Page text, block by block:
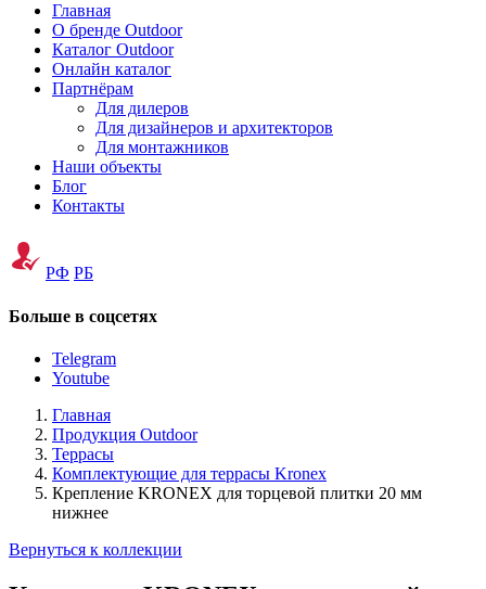
Главная
О бренде Outdoor
Каталог Outdoor
Онлайн каталог
Партнёрам
Для дилеров
Для дизайнеров и архитекторов
Для монтажников
Наши объекты
Блог
Контакты
РФ РБ
Больше в соцсетях
Telegram
Youtube
Главная
Продукция Outdoor
Террасы
Комплектующие для террасы Kronex
Крепление KRONEX для торцевой плитки 20 мм
нижнее
Вернуться к коллекции